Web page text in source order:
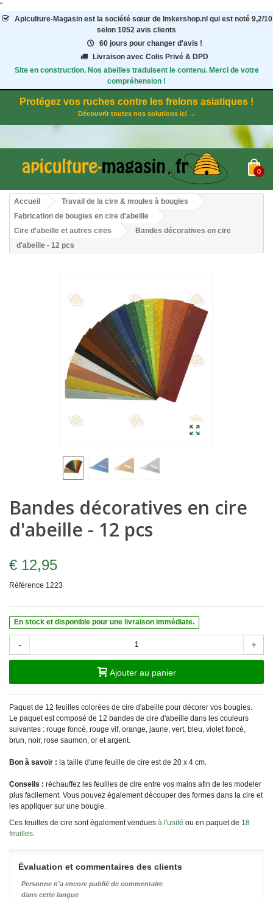
"
Apiculture-Magasinest la société sœur de Imkershop.nl qui est noté 9,2/10
selon 1052 avis clients
60 jours pour changer d'avis !
Livraison avec Colis Privé & DPD
Site en construction. Nos abeilles traduisent le contenu. Merci de votre
compréhension !
Protégez vos ruches contre les frelons asiatiques !
Découvrir toutes nos solutions ici →
0
Accueil
Travail de la cire & moules à bougies
Fabrication de bougies en cire d'abeille
Cire d'abeille et autres cires
Bandes décoratives en cire
d'abeille - 12 pcs
Bandes décoratives en cire
d'abeille - 12 pcs
€ 12,95
Référence 1223
En stock et disponible pour une livraison immédiate.
- +
Ajouter au panier
Paquet de 12 feuilles colorées de cire d'abeille pour décorer vos bougies.
Le paquet est composé de 12 bandes de cire d'abeille dans les couleurs
suivantes : rouge foncé, rouge vif, orange, jaune, vert, bleu, violet foncé,
brun, noir, rose saumon, or et argent.
Bon à savoir : la taille d'une feuille de cire est de 20 x 4 cm.
Conseils : réchauffez les feuilles de cire entre vos mains afin de les modeler
plus facilement. Vous pouvez également découper des formes dans la cire et
les appliquer sur une bougie.
Ces feuilles de cire sont également vendues à l'unité ou en paquet de 18
feuilles
Évaluation et commentaires des clients
Personne n'a encore publié de commentaire
dans cette langue